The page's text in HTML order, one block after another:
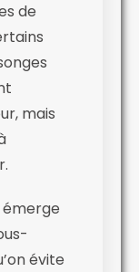
de
mais
émerge
évite